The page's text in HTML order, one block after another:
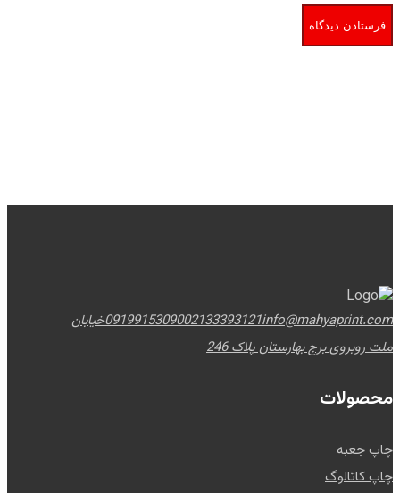
0919915309002133393121info@mahyaprint.com
خیابان
ملت روبروی برج بهارستان پلاک 246
محصولات
چاپ جعبه
چاپ کاتالوگ